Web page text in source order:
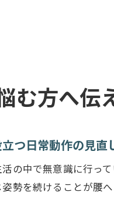
む方へ伝
つ日常動作の見直
の中で無意識に行っ
勢を続けることが腰